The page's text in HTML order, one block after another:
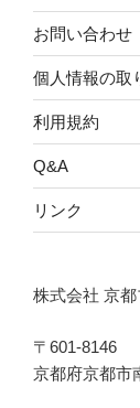
お問い合わせ
個人情報の取
利用規約
Q&A
リンク
株式会社 京都
〒601-8146
京都府京都市